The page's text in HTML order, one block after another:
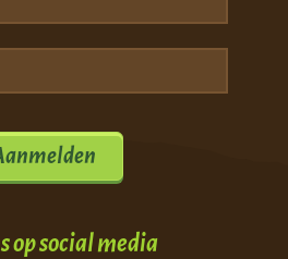
op social media